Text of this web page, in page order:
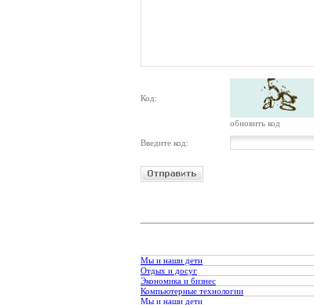
Код:
обновить код
Введите код:
Мы и наши дети
Отдых и досуг
Экономика и бизнес
Компьютерные технологии
Мы и наши дети